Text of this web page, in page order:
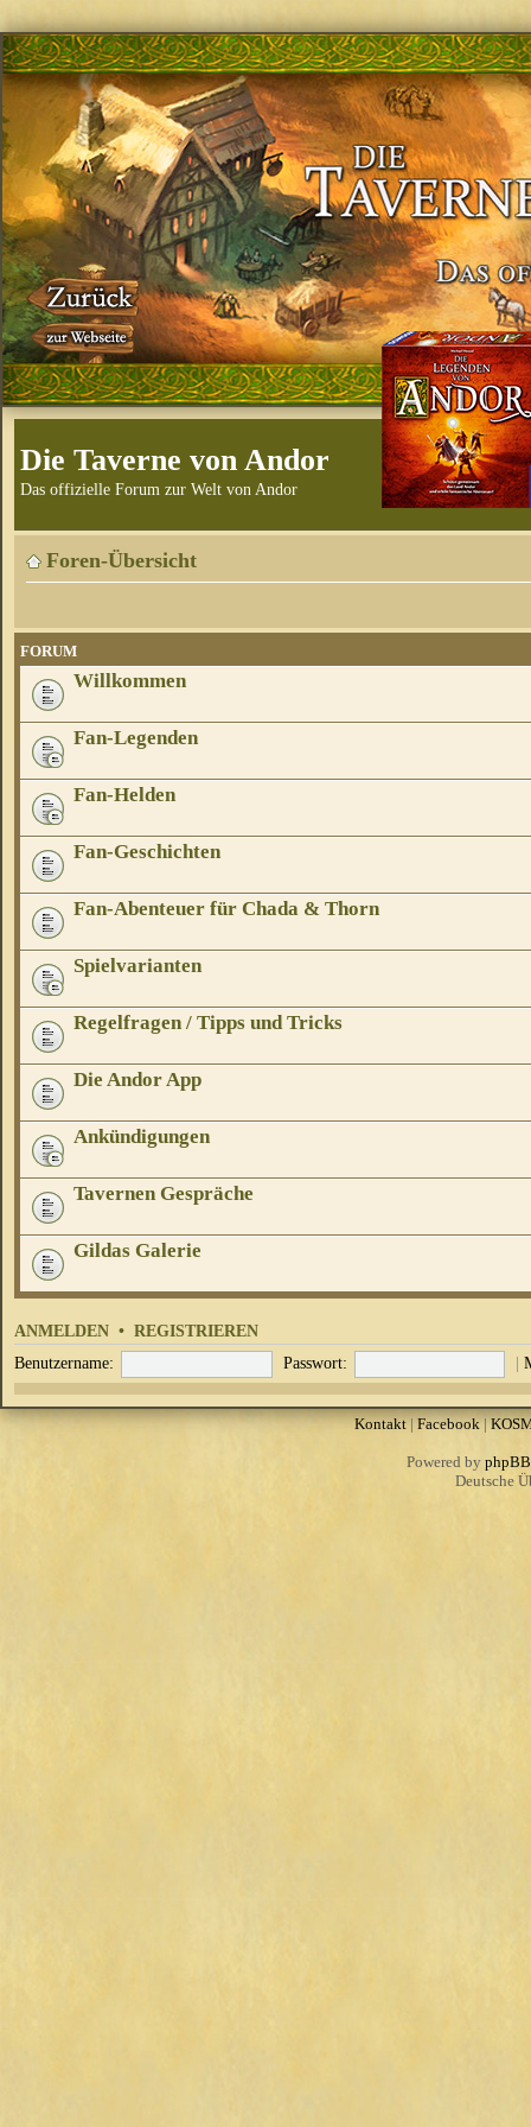
Die Taverne von Andor
Das offizielle Forum zur Welt von Andor
Foren-Übersicht
FORUM
Willkommen
Fan-Legenden
Fan-Helden
Fan-Geschichten
Fan-Abenteuer für Chada & Thorn
Spielvarianten
Regelfragen / Tipps und Tricks
Die Andor App
Ankündigungen
Tavernen Gespräche
Gildas Galerie
ANMELDEN • REGISTRIEREN
Benutzername: Passwort: |
Kontakt| Facebook|
Powered by phpBB
Deutsche